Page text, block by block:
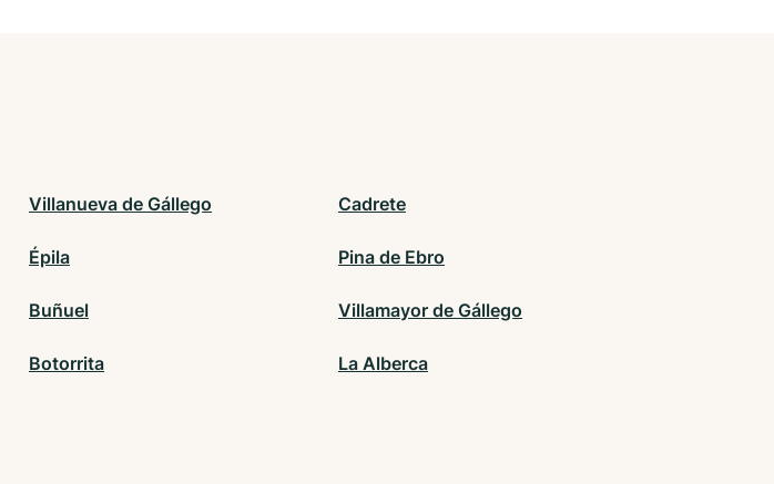
Villanueva de Gállego Cadrete
Épila Pina de Ebro
Buñuel Villamayor de Gállego
Botorrita La Alberca